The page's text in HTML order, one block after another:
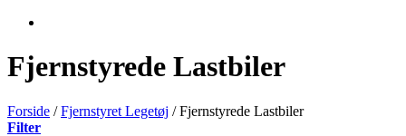
Fjernstyrede Lastbiler
Forside / Fjernstyret Legetøj /Fjernstyrede Lastbiler
Filter